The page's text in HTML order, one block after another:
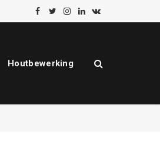
Facebook
TwitterInstagram
LinkedInVKontakte
Houtbewerking